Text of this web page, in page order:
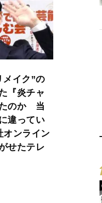
メイク”の
『炎チャ
のか 当
違ってい
オンライン
せたテレ